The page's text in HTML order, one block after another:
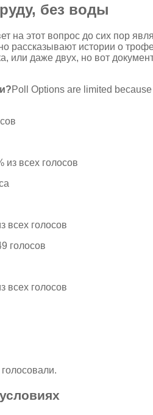
без воды
на этот вопрос до сих пор
рассказывают истории о
или даже двух, но вот
Poll Options are limited
из всех голосов
всех голосов
голосов
всех голосов